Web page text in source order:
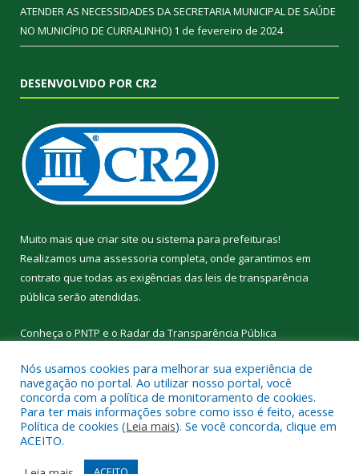
ATENDER AS NECESSIDADES DA SECRETARIA MUNICIPAL DE SAÚDE
NO MUNICÍPIO DE CURRALINHO) 1 de fevereiro de 2024
DESENVOLVIDO POR CR2
Muito mais que criar site ou sistema para prefeituras!
Realizamos uma assessoria completa, onde garantimos em
contrato que todas as exigências das leis de transparência
pública serão atendidas.
Conheça o PNTP e o Radar da Transparência Pública
Todos os direitos reservados a Prefeitura Municipal de
Curralinho.
Mapa do Site Acessar Área Administrativa
Nós usamos cookies para melhorar sua experiência de
navegação no portal. Ao utilizar nosso portal, você
concorda com a política de monitoramento de cookies.
Para ter mais informações sobre como isso é feito, acesse
Política de cookies (Leia mais). Se você concorda, clique em
ACEITO.